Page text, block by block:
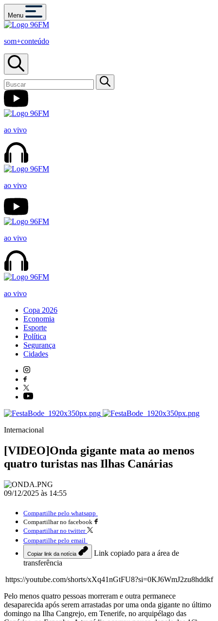
Menu
som+conteúdo
ao vivo
ao vivo
ao vivo
ao vivo
Copa 2026
Economia
Esporte
Política
Segurança
Cidades
Internacional
[VIDEO]Onda gigante mata ao menos
quatro turistas nas Ilhas Canárias
09/12/2025 às 14:55
Compartilhe pelo whatsapp
Compartilhar no facebook
Compartilhar no twitter
Compartilhe pelo email
Copiar link da notícia
Link copiado para a área de
transferência
https://youtube.com/shorts/xXq41nGtFU8?si=0KJ6WmJ2zu8hddkf
Pelo menos quatro pessoas morreram e outra permanece
desaparecida após serem arrastadas por uma onda gigante no último
domingo na Ilha Cangrejo, em Tenerife, no arquipélago das